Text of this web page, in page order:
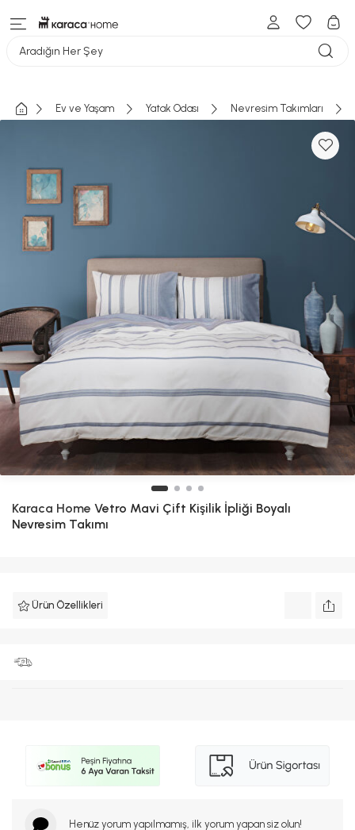
Aradığın Her Şey
Ev ve Yaşam Yatak Odası Nevresim Takımları
Karaca Home Vetro Mavi Çift Kişilik İpliği Boyalı
Nevresim Takımı
Ürün Özellikleri
Henüz yorum yapılmamış, ilk yorum yapan siz olun!